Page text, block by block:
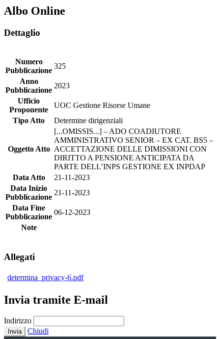
Albo Online
Dettaglio
Numero
Pubblicazione
325
Anno
Pubblicazione
2023
Ufficio
Proponente
UOC Gestione Risorse Umane
Tipo Atto
Determine dirigenziali
Oggetto Atto
[...OMISSIS...] – ADO COADIUTORE
AMMINISTRATIVO SENIOR – EX CAT. BS5 –
ACCETTAZIONE DELLE DIMISSIONI CON
DIRITTO A PENSIONE ANTICIPATA DA
PARTE DELL’INPS GESTIONE EX INPDAP
Data Atto
21-11-2023
Data Inizio
Pubblicazione
21-11-2023
Data Fine
Pubblicazione
06-12-2023
Note
Allegati
determina_privacy-6.pdf
Invia tramite E-mail
Indirizzo
Invia Chiudi